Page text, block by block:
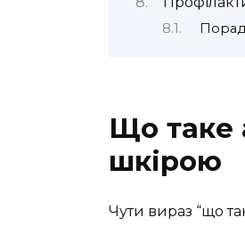
Що таке
шкірою
Чути вираз “що